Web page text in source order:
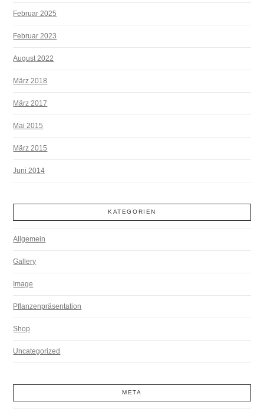
Februar 2025
Februar 2023
August 2022
März 2018
März 2017
Mai 2015
März 2015
Juni 2014
KATEGORIEN
Allgemein
Gallery
Image
Pflanzenpräsentation
Shop
Uncategorized
META